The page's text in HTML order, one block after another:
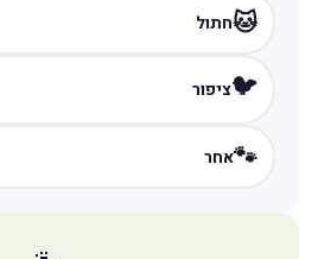
🐱חתול
🐦ציפור
🐾אחר